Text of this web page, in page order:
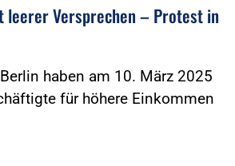
leerer Versprechen – Protest in
haben am 10. März 2025
für höhere Einkommen